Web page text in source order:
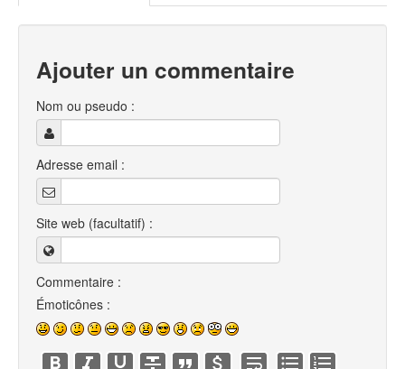
Ajouter un commentaire
Nom ou pseudo :
Adresse email :
Site web (facultatif) :
Commentaire :
Émoticônes :